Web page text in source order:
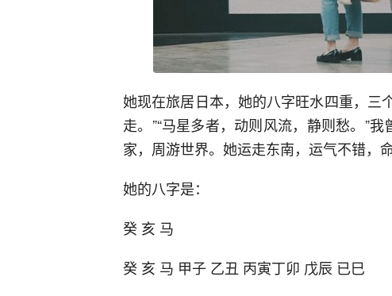
她现在旅居日本，她的八字旺水四重，三
走。”“马星多者，动则风流，静则愁。”
家，周游世界。她运走东南，运气不错，
她的八字是：
癸 亥 马
癸 亥 马 甲子 乙丑 丙寅丁卯 戊辰 已巳